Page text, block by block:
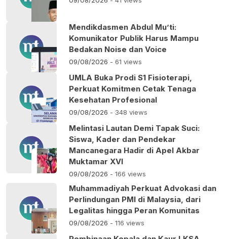
Mendikdasmen Abdul Mu’ti:
Komunikator Publik Harus Mampu
Bedakan Noise dan Voice
09/08/2026 - 61 views
UMLA Buka Prodi S1 Fisioterapi,
Perkuat Komitmen Cetak Tenaga
Kesehatan Profesional
09/08/2026 - 348 views
Melintasi Lautan Demi Tapak Suci:
Siswa, Kader dan Pendekar
Mancanegara Hadir di Apel Akbar
Muktamar XVI
09/08/2026 - 166 views
Muhammadiyah Perkuat Advokasi dan
Perlindungan PMI di Malaysia, dari
Legalitas hingga Peran Komunitas
09/08/2026 - 116 views